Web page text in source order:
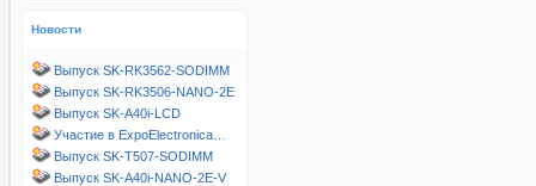
Новости
Выпуск SK-RK3562-SODIMM
Выпуск SK-RK3506-NANO-2E
Выпуск SK-A40i-LCD
Участие в ExpoElectronica…
Выпуск SK-T507-SODIMM
Выпуск SK-A40i-NANO-2E-V